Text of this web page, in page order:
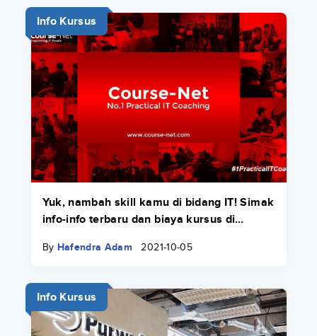
Info Kursus
Yuk, nambah skill kamu di bidang IT! Simak
info-info terbaru dan biaya kursus di
By Hafendra Adam 2021-10-05
Info Kursus